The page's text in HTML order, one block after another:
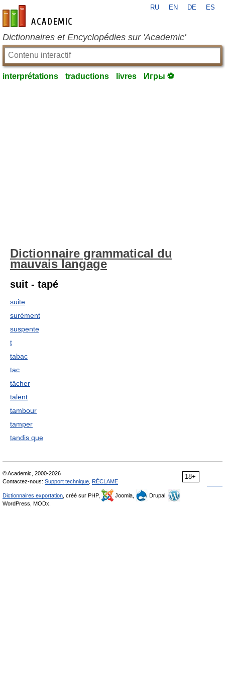
fr-academic.com
RU EN DE ES
Dictionnaires et Encyclopédies sur 'Academic'
interprétations traductions livres Игры ⚽
Dictionnaire grammatical du
mauvais langage
suit - tapé
suite
surément
suspente
t
tabac
tac
tâcher
talent
tambour
tamper
tandis que
18+
© Academic, 2000-2026
Contactez-nous: Support technique RÉCLAME
Dictionnaires exportation , créé sur PHP, Joomla,
Drupal,
WordPress, MODx.